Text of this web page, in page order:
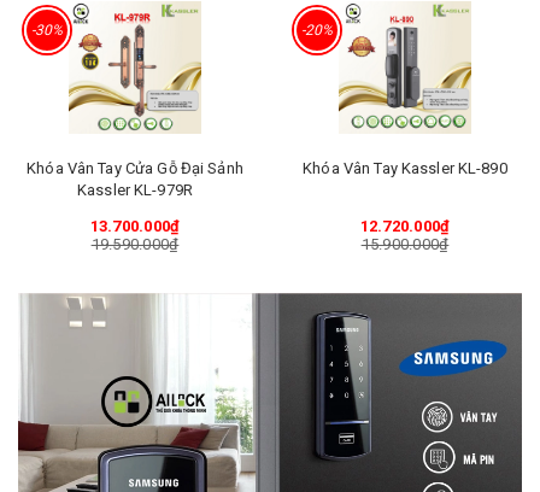
-30%
Khóa Vân Tay Cửa Gỗ Đại Sảnh
Kassler KL-979R
13.700.000₫
19.590.000₫
-20%
Khóa Vân Tay Kassler KL-890
12.720.000₫
15.900.000₫